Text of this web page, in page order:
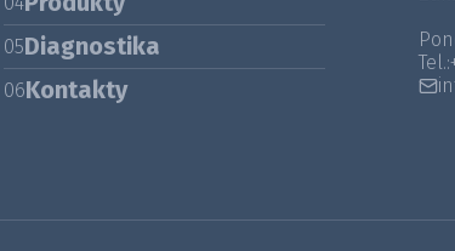
05Diagnostika
06Kontakty
Tel.: